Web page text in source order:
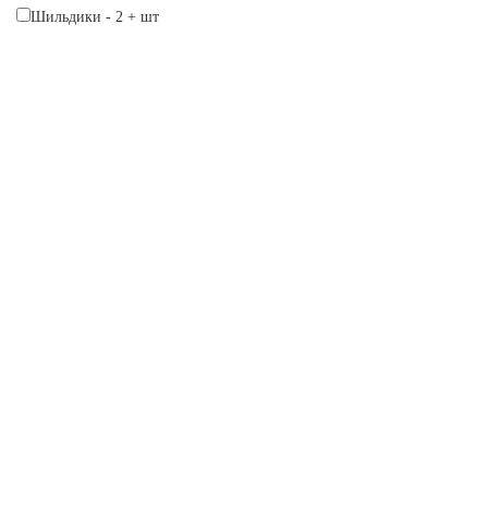
Шильдики - 2 + шт